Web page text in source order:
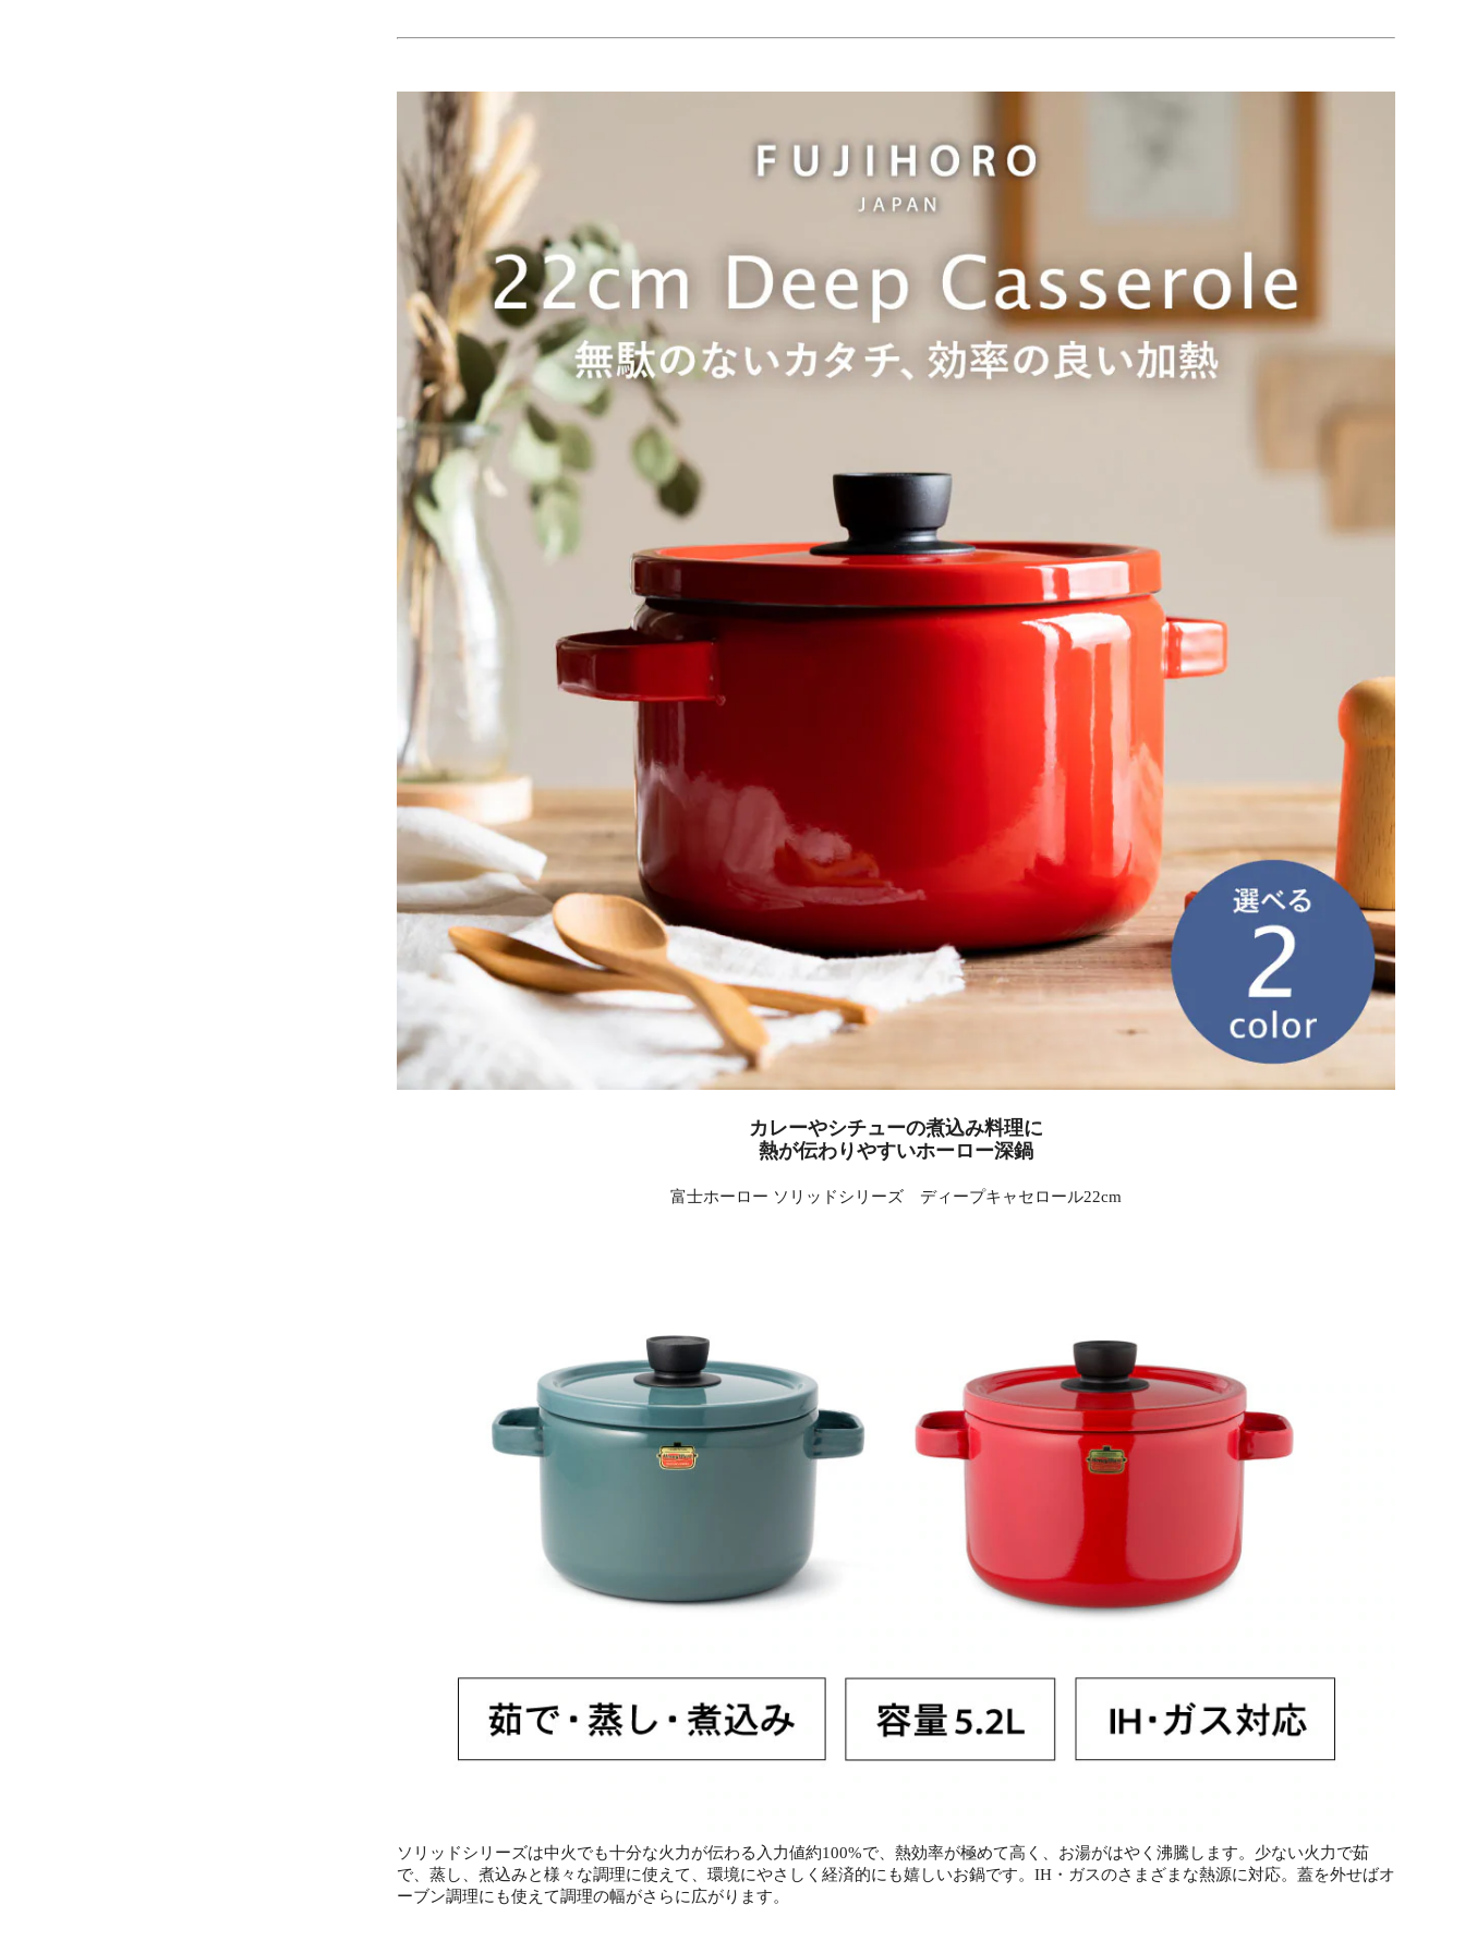
カレーやシチューの煮込み料理に
熱が伝わりやすいホーロー深鍋
富士ホーロー ソリッドシリーズ ディープキャセロール22cm
ソリッドシリーズは中火でも十分な火力が伝わる入力値約100%で、熱効率が極めて高く、お湯がはやく沸騰します。少ない火力で茹
で、蒸し、煮込みと様々な調理に使えて、環境にやさしく経済的にも嬉しいお鍋です。IH・ガスのさまざまな熱源に対応。蓋を外せばオ
ーブン調理にも使えて調理の幅がさらに広がります。